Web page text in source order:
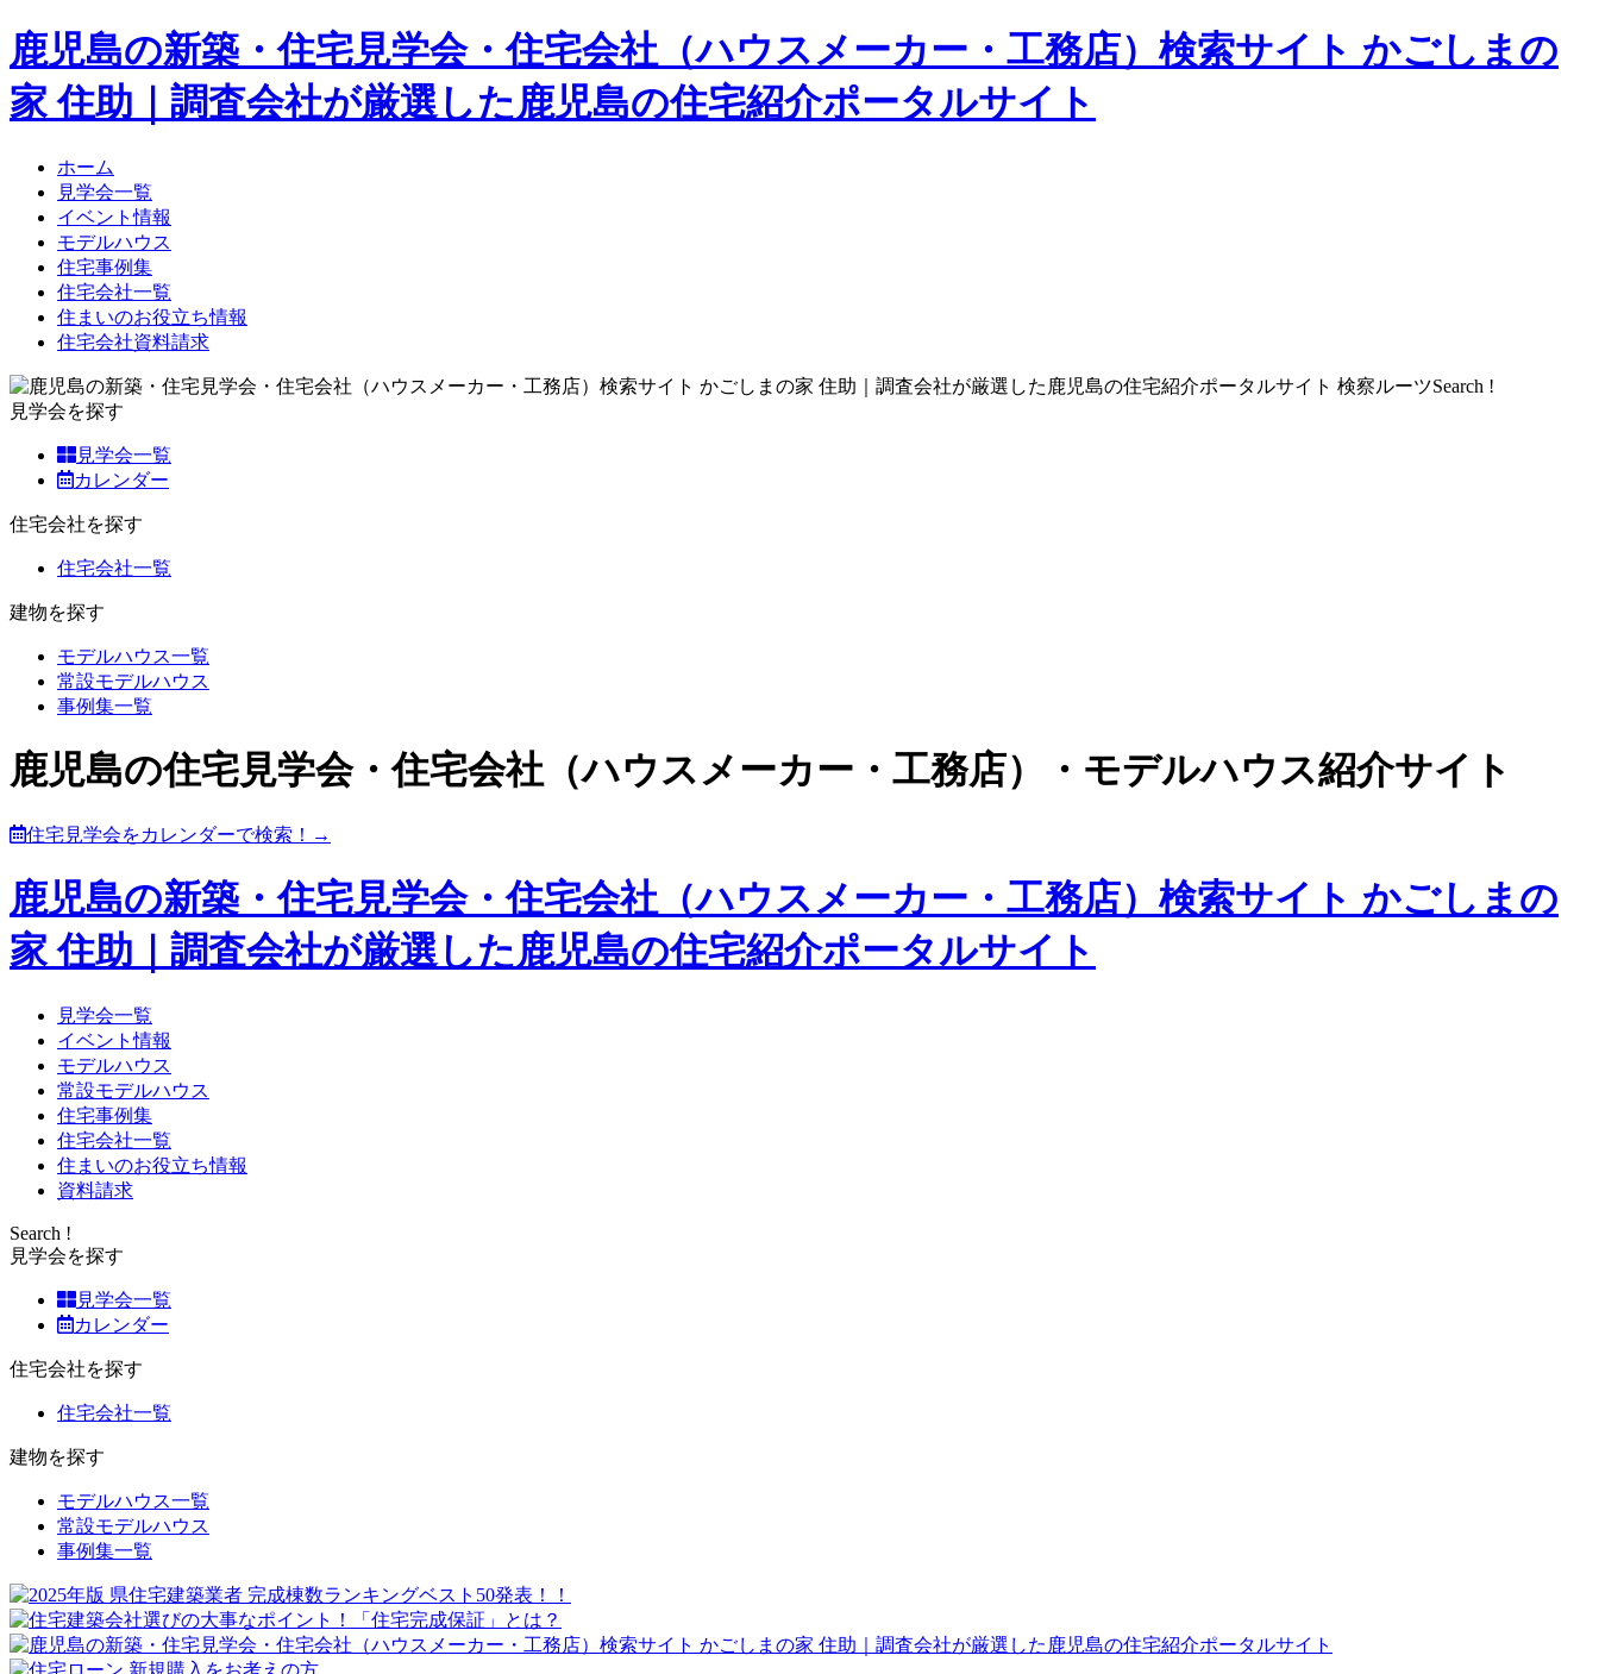
鹿児島の新築・住宅見学会・住宅会社（ハウスメーカー・工務店）検索サイト かごしまの
家 住助｜調査会社が厳選した鹿児島の住宅紹介ポータルサイト
ホーム
見学会一覧
イベント情報
モデルハウス
住宅事例集
住宅会社一覧
住まいのお役立ち情報
住宅会社資料請求
Search !
見学会を探す
見学会一覧
カレンダー
住宅会社を探す
住宅会社一覧
建物を探す
モデルハウス一覧
常設モデルハウス
事例集一覧
鹿児島の住宅見学会・住宅会社（ハウスメーカー・工務店）・モデルハウス紹介サイト
住宅見学会をカレンダーで検索！→
鹿児島の新築・住宅見学会・住宅会社（ハウスメーカー・工務店）検索サイト かごしまの
家 住助｜調査会社が厳選した鹿児島の住宅紹介ポータルサイト
見学会一覧
イベント情報
モデルハウス
常設モデルハウス
住宅事例集
住宅会社一覧
住まいのお役立ち情報
資料請求
Search !
見学会を探す
見学会一覧
カレンダー
住宅会社を探す
住宅会社一覧
建物を探す
モデルハウス一覧
常設モデルハウス
事例集一覧